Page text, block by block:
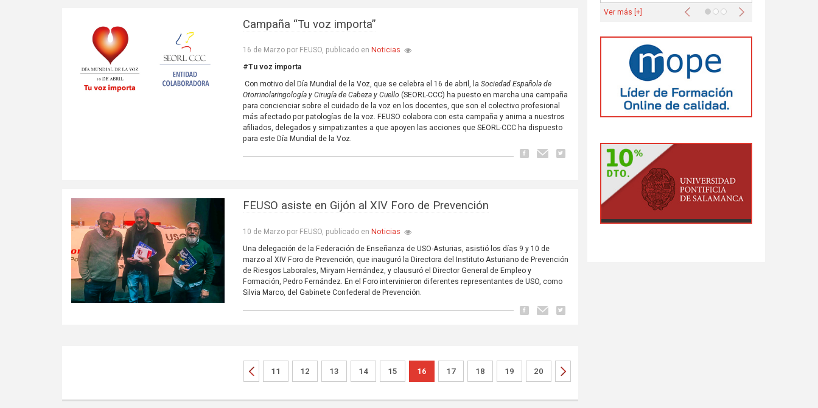
Campaña “Tu voz importa”
16 de Marzo por FEUSO, publicado en Noticias
#Tu voz importa
Con motivo del Día Mundial de la Voz, que se celebra el 16 de abril, laSociedad Española de
Otorrinolaringología y Cirugía de Cabeza y Cuello (SEORL-CCC) ha puesto en marcha una campaña
para concienciar sobre el cuidado de la voz en los docentes, que son el colectivo profesional
más afectado por patologías de la voz. FEUSO colabora con esta campaña y anima a nuestros
afiliados, delegados y simpatizantes a que apoyen las acciones que SEORL-CCC ha dispuesto
para este Día Mundial de la Voz.
FEUSO asiste en Gijón al XIV Foro de Prevención
10 de Marzo por FEUSO, publicado enNoticias
Una delegación de la Federación de Enseñanza de USO-Asturias, asistió los días 9 y 10 de
marzo al XIV Foro de Prevención, que inauguró la Directora del Instituto Asturiano de Prevención
de Riesgos Laborales, Miryam Hernández, y clausuró el Director General de Empleo y
Formación, Pedro Fernández. En el Foro intervinieron diferentes representantes de USO, como
Silvia Marco, del Gabinete Confederal de Prevención.
11 12 13 14 15 16 17 18 19 20
Anterior Siguiente
Ver más [+]